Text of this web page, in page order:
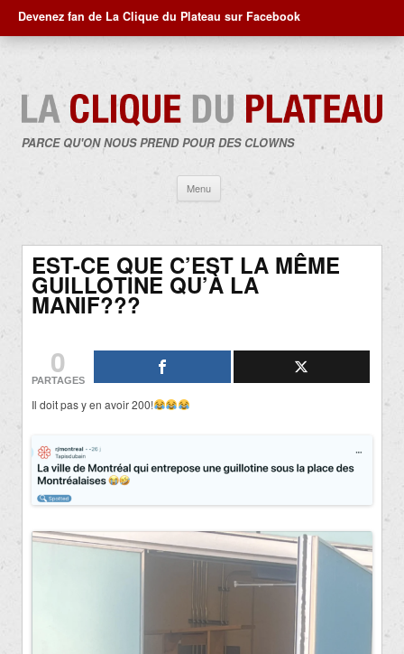
Devenez fan de La Clique du Plateau sur Facebook
PARCE QU'ON NOUS PREND POUR DES CLOWNS
Menu
contenu
EST-CE QUE C’EST LA MÊME
GUILLOTINE QU’À LA
MANIF???
0
PARTAGES
Il doit pas y en avoir 200!